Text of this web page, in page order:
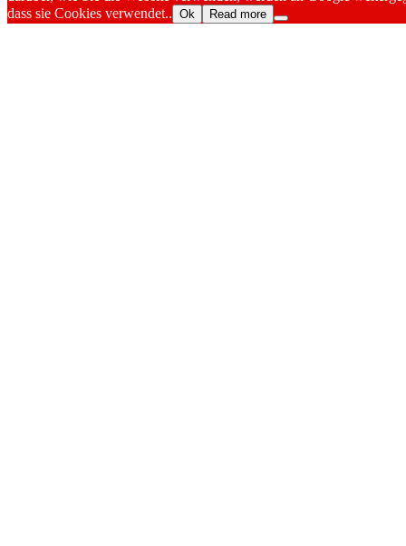
dass sie Cookies verwendet.. Ok Read more